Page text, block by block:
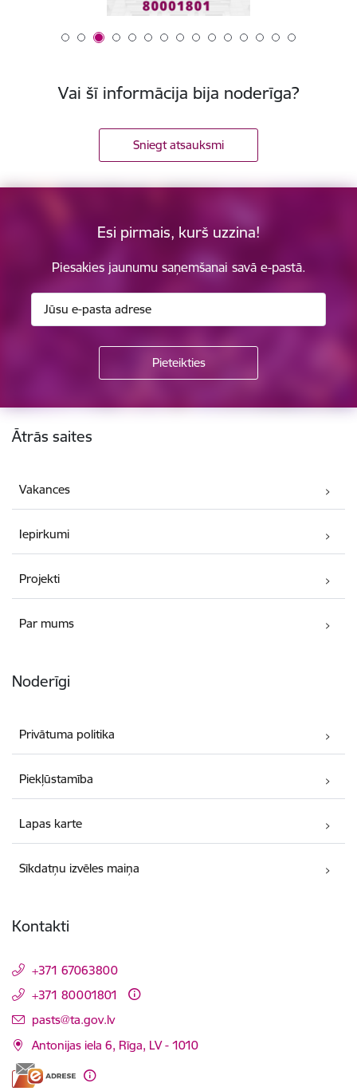
Vai šī informācija bija noderīga?
Sniegt atsauksmi
Esi pirmais, kurš uzzina!
Piesakies jaunumu saņemšanai savā e-pastā.
Kājene
Ātrās saites
Vakances
Iepirkumi
Projekti
Par mums
Noderīgi
Privātuma politika
Piekļūstamība
Lapas karte
Sīkdatņu izvēles maiņa
Kontakti
+371 67063800
+371 80001801
E-pasts:
pasts@ta.gov.lv
Antonijas iela 6, Rīga, LV - 1010